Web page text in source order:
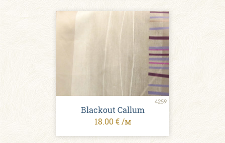
4259
Blackout Callum
18.00 € /м